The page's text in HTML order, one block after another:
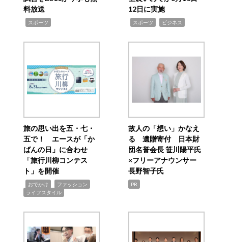
料放送
スポーツ
12日に実施
スポーツ ビジネス
旅の思い出を五・七・
五で！ エースが「か
ばんの日」に合わせ
「旅行川柳コンテス
ト」を開催
おでかけ ファッション
ライフスタイル
故人の「想い」かなえ
る 遺贈寄付 日本財
団名誉会長 笹川陽平氏
×フリーアナウンサー
長野智子氏
PR